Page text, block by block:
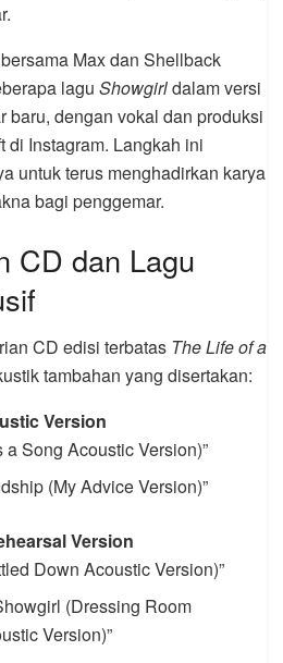
Max dan Shellback
lagu Showgirldalam versi
baru, dengan vokal dan produksi
di Instagram. Langkah ini
untuk terus menghadirkan karya
bagi penggemar.
CD dan Lagu
CD edisi terbatas The Life of a
tambahan yang disertakan:
Version
a Song Acoustic Version)”
(My Advice Version)”
Version
Down Acoustic Version)”
(Dressing Room
Version)”